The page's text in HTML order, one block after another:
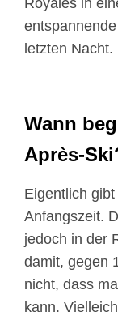
Royales in
letzten Nacht.
Wann beginnt und endet das
Après-
Eigentlich
Anfangszeit.
jedoch in der
damit, gegen
nicht, dass
kann.